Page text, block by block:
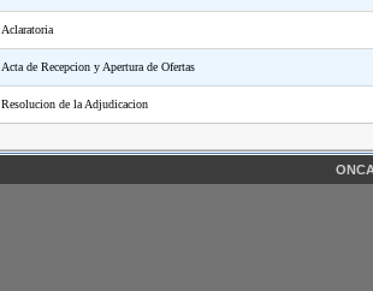
Aclaratoria
Acta de Recepcion y Apertura de Ofertas
Resolucion de la Adjudicacion